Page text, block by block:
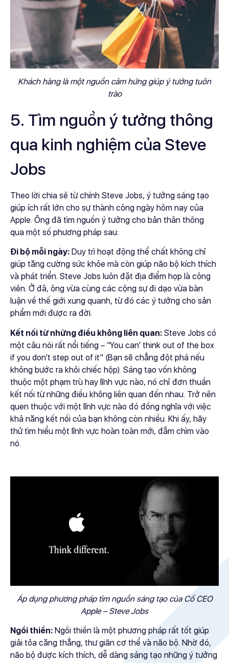
Khách hàng là một nguồn cảm hứng giúp ý tưởng tuôn
trào
5. Tìm nguồn ý tưởng thông
qua kinh nghiệm của Steve
Jobs
Theo lời chia sẻ từ chính Steve Jobs, ý tưởng sáng tạo
giúp ích rất lớn cho sự thành công ngày hôm nay của
Apple. Ông đã tìm nguồn ý tưởng cho bản thân thông
qua một số phương pháp sau:
Đi bộ mỗi ngày: Duy trì hoạt động thể chất không chỉ
giúp tăng cường sức khỏe mà còn giúp não bộ kích thích
và phát triển. Steve Jobs luôn đặt địa điểm họp là công
viên. Ở đâ, ông vừa cùng các cộng sự đi dạo vừa bàn
luận về thế giới xung quanh, từ đó các ý tưởng cho sản
phẩm mới được ra đời.
Kết nối từ những điều không liên quan: Steve Jobs có
một câu nói rất nổi tiếng – “You can’ think out of the box
if you don’t step out of it” (Bạn sẽ chẳng đột phá nếu
không bước ra khỏi chiếc hộp). Sáng tạo vốn không
thuộc một phạm trù hay lĩnh vực nào, nó chỉ đơn thuần
kết nối từ những điều không liên quan đến nhau. Trở nên
quen thuộc với một lĩnh vực nào đó đồng nghĩa với việc
khả năng kết nối của bạn không còn nhiều. Khi ấy, hãy
thử tìm hiểu một lĩnh vực hoàn toàn mới, đắm chìm vào
nó.
Áp dụng phương pháp tìm nguồn sáng tạo của Cố CEO
Apple – Steve Jobs
Ngồi thiền: Ngồi thiền là một phương pháp rất tốt giúp
giải tỏa căng thẳng, thư giãn cơ thể và não bộ. Nhờ đó,
não bộ được kích thích, dễ dàng sáng tạo những ý tưởng